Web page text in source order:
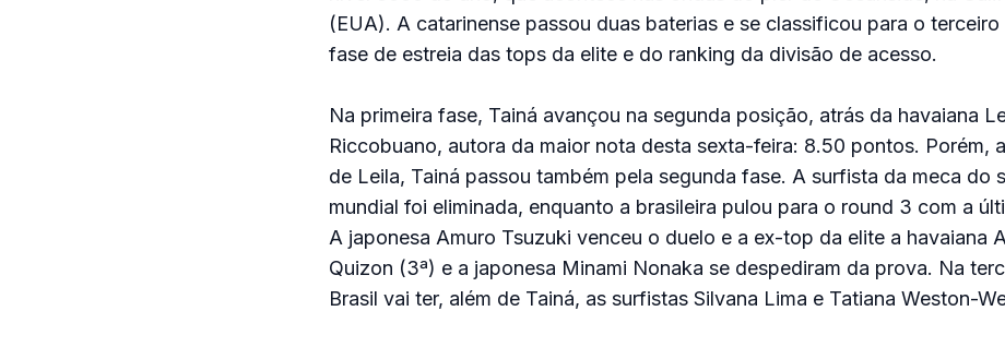
(EUA). A catarinense passou duas baterias e se classificou para o terceiro
fase de estreia das tops da elite e do ranking da divisão de acesso.
Na primeira fase, Tainá avançou na segunda posição, atrás da havaiana
Riccobuano, autora da maior nota desta sexta-feira: 8.50 pontos. Porém,
de Leila, Tainá passou também pela segunda fase. A surfista da meca do
mundial foi eliminada, enquanto a brasileira pulou para o round 3 com a
A japonesa Amuro Tsuzuki venceu o duelo e a ex-top da elite a havaiana
Quizon (3ª) e a japonesa Minami Nonaka se despediram da prova. Na
Brasil vai ter, além de Tainá, as surfistas Silvana Lima e Tatiana Weston-